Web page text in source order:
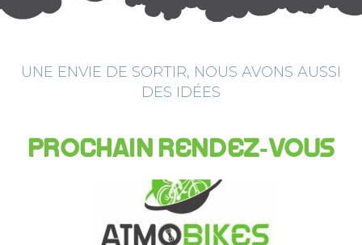
UNE ENVIE DE SORTIR, NOUS AVONS AUSSI
DES IDÉES
PROCHAIN RENDEZ-VOUS